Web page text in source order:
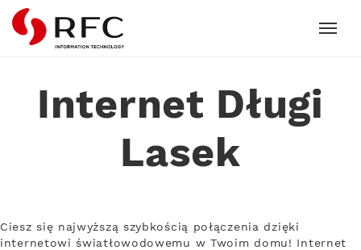
RFC
Internet Długi
Lasek
Ciesz się najwyższą szybkością połączenia dzięki
internetowi światłowodowemu w Twoim domu! Internet